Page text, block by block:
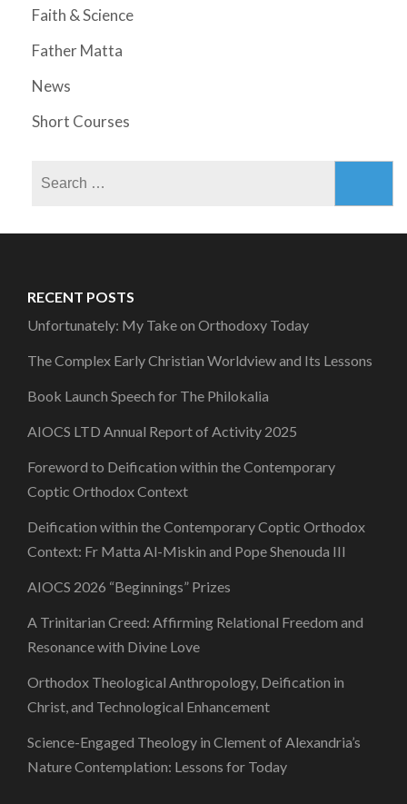
Faith & Science
Father Matta
News
Short Courses
RECENT POSTS
Unfortunately: My Take on Orthodoxy Today
The Complex Early Christian Worldview and Its Lessons
Book Launch Speech for The Philokalia
AIOCS LTD Annual Report of Activity 2025
Foreword to Deification within the Contemporary
Coptic Orthodox Context
Deification within the Contemporary Coptic Orthodox
Context: Fr Matta Al-Miskin and Pope Shenouda III
AIOCS 2026 “Beginnings” Prizes
A Trinitarian Creed: Affirming Relational Freedom and
Resonance with Divine Love
Orthodox Theological Anthropology, Deification in
Christ, and Technological Enhancement
Science-Engaged Theology in Clement of Alexandria’s
Nature Contemplation: Lessons for Today